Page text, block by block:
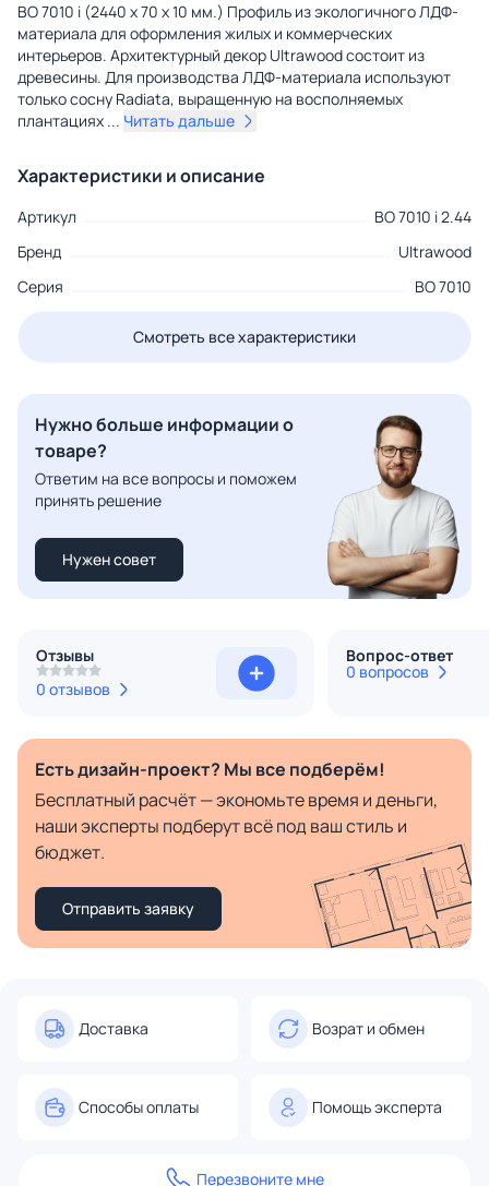
BO 7010 i (2440 х 70 х 10 мм.) Профиль из экологичного ЛДФ-
материала для оформления жилых и коммерческих
интерьеров. Архитектурный декор Ultrawood состоит из
древесины. Для производства ЛДФ-материала используют
только сосну Radiatа, выращенную на восполняемых
плантациях ... Читать дальше
Характеристики и описание
Артикул
BO 7010 i 2.44
Бренд
Ultrawood
Серия
BO 7010
Смотреть все характеристики
Нужно больше информации о
товаре?
Ответим на все вопросы и поможем
принять решение
Нужен совет
Отзывы
0 отзывов
Вопрос-ответ
0 вопросов
Есть дизайн-проект? Мы все подберём!
Бесплатный расчёт — экономьте время и деньги,
наши эксперты подберут всё под ваш стиль и
бюджет.
Отправить заявку
Доставка Возрат и обмен
Способы оплаты Помощь эксперта
Перезвоните мне